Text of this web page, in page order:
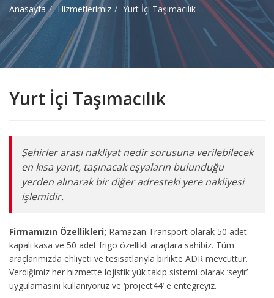
Anasayfa Hizmetlerimiz Yurt İçi Taşımacılık
Yurt İçi Taşımacılık
Şehirler arası nakliyat nedir sorusuna verilebilecek
en kısa yanıt, taşınacak eşyaların bulunduğu
yerden alınarak bir diğer adresteki yere nakliyesi
işlemidir.
Firmamızın Özellikleri; Ramazan Transport olarak 50 adet
kapalı kasa ve 50 adet frigo özellikli araçlara sahibiz. Tüm
araçlarımızda ehliyeti ve tesisatlarıyla birlikte ADR mevcuttur.
Verdiğimiz her hizmette lojistik yük takip sistemi olarak ‘seyir’
uygulamasını kullanıyoruz ve ‘project44’ e entegreyiz.